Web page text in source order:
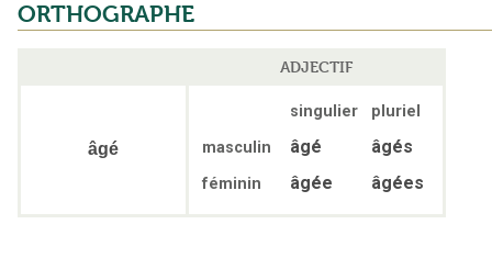
ORTHOGRAPHE
ADJECTIF
âgé
singulier
pluriel
masculin
âgé âgés
féminin âgée âgées